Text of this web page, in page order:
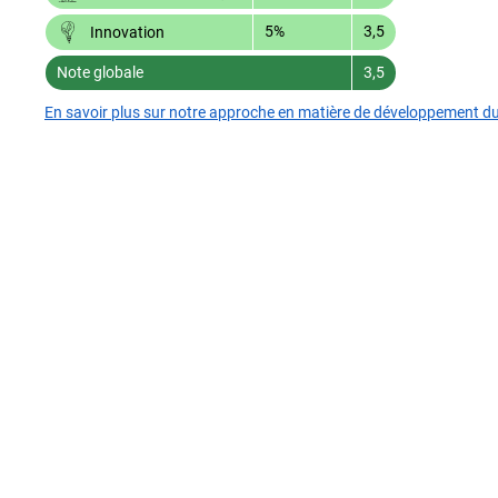
Innovation 5% 3,5
Note globale 3,5
En savoir plus sur notre approche en matière de développement